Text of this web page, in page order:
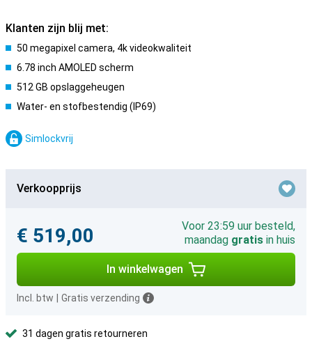
Klanten zijn blij met:
50 megapixel camera, 4k videokwaliteit
6.78 inch AMOLED scherm
512 GB opslaggeheugen
Water- en stofbestendig (IP69)
Simlockvrij
Verkoopprijs
€ 519,00
Voor 23:59 uur besteld,
maandag gratis in huis
In winkelwagen
Incl. btw Gratis verzending
31 dagen gratis retourneren